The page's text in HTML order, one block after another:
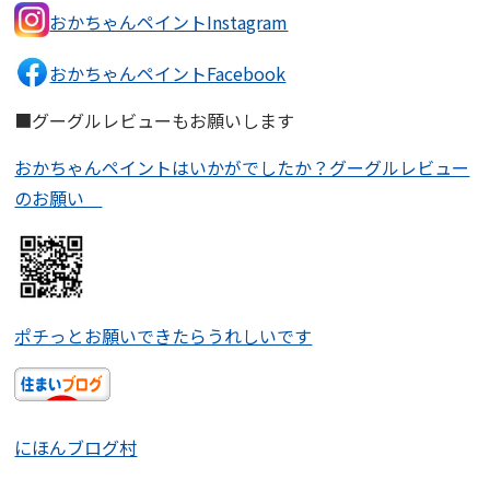
おかちゃんペイントInstagram
おかちゃんペイントFacebook
■グーグルレビューもお願いします
おかちゃんペイントはいかがでしたか？グーグルレビュー
のお願い
ポチっとお願いできたらうれしいです
にほんブログ村